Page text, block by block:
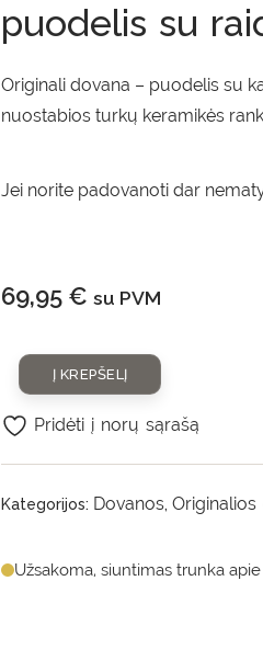
puodelis su
Originali dovana – puodelis su
nuostabios turkų keramikės
Jei norite padovanoti dar
69,95 € su PVM
"V"
Į KREPŠELĮ
Kategorijos: Dovanos,
Užsakoma, siuntimas trunka apie
Pridėti į norų sąrašą